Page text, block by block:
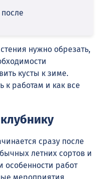
нужно обрезать,
кусты к зиме.
к работам и как все
сразу после
летних сортов и
особенности работ